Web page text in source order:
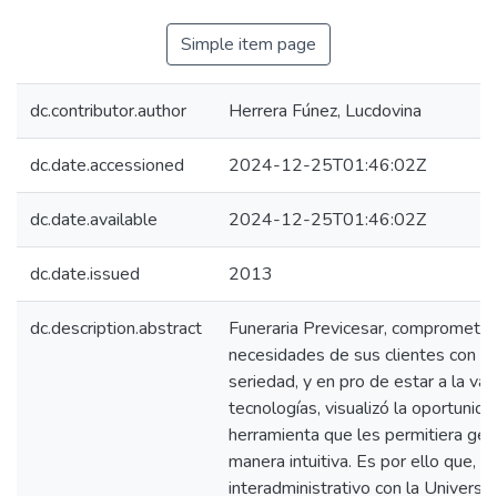
Simple item page
dc.contributor.author Herrera Fúnez, Lucdovina
dc.date.accessioned 2024-12-25T01:46:02Z
dc.date.available 2024-12-25T01:46:02Z
dc.date.issued 2013
dc.description.abstract
Funeraria Previcesar,
necesidades de sus clientes con
seriedad, y en pro de estar a la
tecnologías, visualizó la
herramienta que les permitiera
manera intuitiva. Es por ello que,
interadministrativo con la